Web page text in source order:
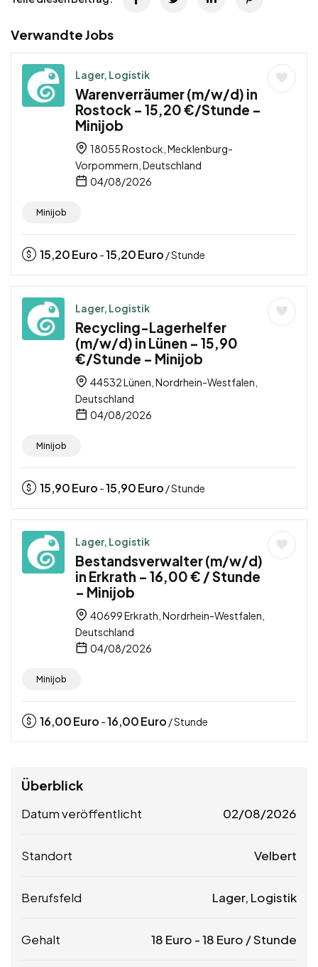
Verwandte Jobs
Lager, Logistik
Warenverräumer (m/w/d) in
Rostock – 15,20 €/Stunde –
Minijob
18055 Rostock, Mecklenburg-
Vorpommern, Deutschland
04/08/2026
Minijob
15,20Euro -15,20Euro / Stunde
Lager, Logistik
Recycling-Lagerhelfer
(m/w/d) in Lünen – 15,90
€/Stunde – Minijob
44532 Lünen, Nordrhein-Westfalen,
Deutschland
04/08/2026
Minijob
15,90Euro -15,90Euro / Stunde
Lager, Logistik
Bestandsverwalter (m/w/d)
in Erkrath – 16,00 € / Stunde
– Minijob
40699 Erkrath, Nordrhein-Westfalen,
Deutschland
04/08/2026
Minijob
16,00Euro -16,00Euro / Stunde
Überblick
Datum veröffentlicht 02/08/2026
Standort Velbert
Berufsfeld Lager, Logistik
Gehalt 18 Euro -18 Euro / Stunde